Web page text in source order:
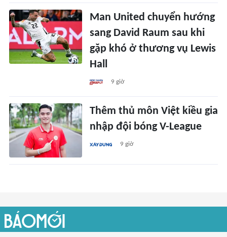
Man United chuyển hướng
sang David Raum sau khi
gặp khó ở thương vụ Lewis
Hall
9 giờ
Thêm thủ môn Việt kiều gia
nhập đội bóng V-League
9 giờ